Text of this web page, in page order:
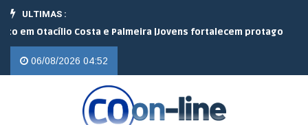
ULTIMAS :
Otacílio Costa e Palmeira |Jovens fortalecem protagonismo no
06/08/2026 04:52